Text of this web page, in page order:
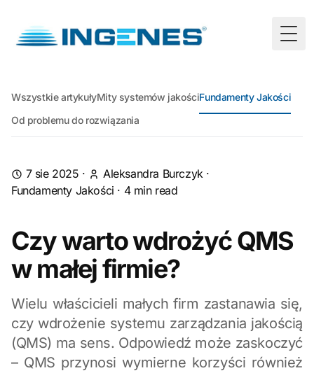
Wszystkie artykułyMity systemów jakościFundamenty Jakości
Od problemu do rozwiązania
7 sie 2025 · Aleksandra Burczyk·
Fundamenty Jakości · 4min read
Czy warto wdrożyć QMS
w małej firmie?
Wielu właścicieli małych firm zastanawia się,
czy wdrożenie systemu zarządzania jakością
(QMS) ma sens. Odpowiedź może zaskoczyć
– QMS przynosi wymierne korzyści również